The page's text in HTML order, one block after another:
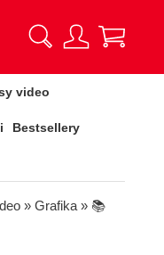
video
Bestsellery
» Grafika » 📚